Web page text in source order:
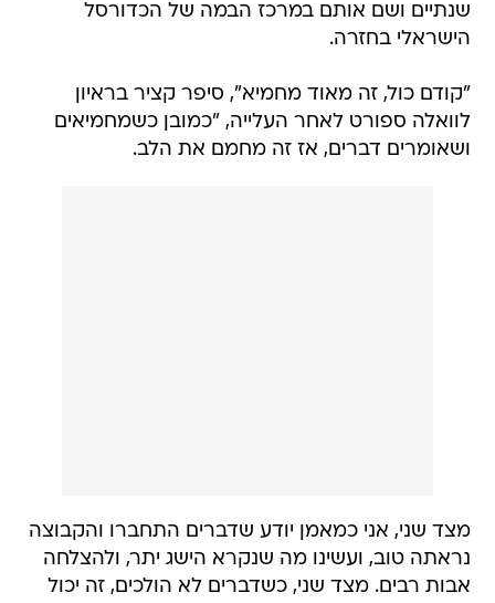
שנתיים ושם אותם במרכז הבמה של הכדורסל
הישראלי בחזרה.
"קודם כול, זה מאוד מחמיא", סיפר קציר בראיון
לוואלה ספורט לאחר העלייה, "כמובן כשמחמיאים
ושאומרים דברים, אז זה מחמם את הלב.
מצד שני, אני כמאמן יודע שדברים התחברו והקבוצה
נראתה טוב, ועשינו מה שנקרא הישג יתר, ולהצלחה
אבות רבים. מצד שני, כשדברים לא הולכים, זה יכול